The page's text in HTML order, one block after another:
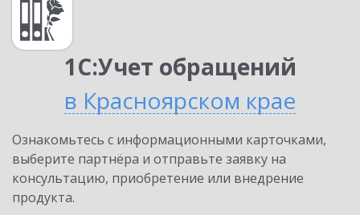
1С:Учет обращений
в Красноярском крае
Ознакомьтесь с информационными карточками,
выберите партнёра и отправьте заявку на
консультацию, приобретение или внедрение
продукта.